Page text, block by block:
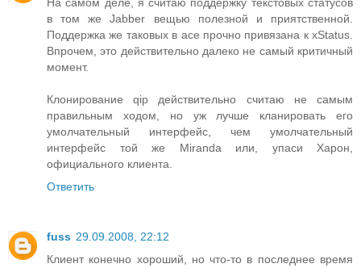
На самом деле, я считаю поддержку текстовых статусов
в том же Jabber вещью полезной и приятственной.
Поддержка же таковых в асе прочно привязана к xStatus.
Впрочем, это действительно далеко не самый критичный
момент.
Клонирование qip действительно считаю не самым
правильным ходом, но уж лучше кланировать его
умолчательный интерфейс, чем умолчательный
интерфейс той же Miranda или, упаси Харон,
официального клиента.
Ответить
fuss 29.09.2008, 22:12
Клиент конечно хороший, но что-то в последнее время